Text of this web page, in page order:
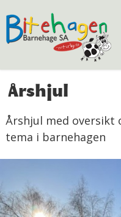
Årshjul
Årshjul med oversikt
tema i barnehagen